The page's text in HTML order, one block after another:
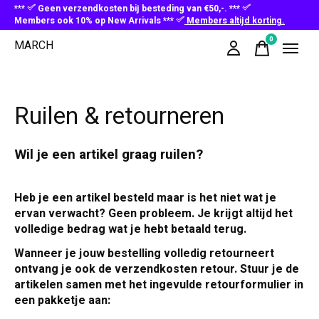
***
Geen verzendkosten bij besteding van €50,-. ***
Members ook 10% op New Arrivals ***
Members altijd korting.
MARCH 0items
Ruilen & retourneren
Wil je een artikel graag ruilen?
Heb je een artikel besteld maar is het niet wat je
ervan verwacht? Geen probleem. Je krijgt altijd het
volledige bedrag wat je hebt betaald terug.
Wanneer je jouw bestelling volledig retourneert
ontvang je ook de verzendkosten retour. Stuur je de
artikelen samen met het ingevulde retourformulier in
een pakketje aan: